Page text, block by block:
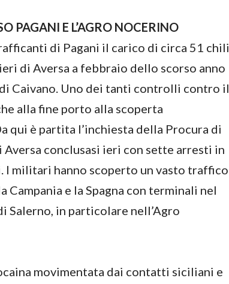
PAGANI E L’AGRO NOCERINO
di Pagani il carico di circa 51 chili
di Aversa a febbraio dello scorso anno
Caivano. Uno dei tanti controlli contro il
alla fine porto alla scoperta
qui è partita l’inchiesta della Procura di
conclusasi ieri con sette arresti in
I militari hanno scoperto un vasto traffico
e la Spagna con terminali nel
Salerno, in particolare nell’Agro
movimentata dai contatti siciliani e